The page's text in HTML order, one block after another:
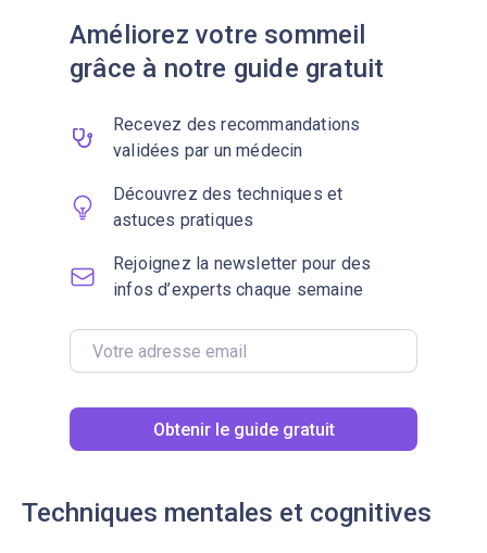
Améliorez votre sommeil
grâce à notre guide gratuit
Obtenir le guide gratuit
Recevez des recommandations
validées par un médecin
Découvrez des techniques et
astuces pratiques
Rejoignez la newsletter pour des
infos d’experts chaque semaine
Techniques mentales et cognitives